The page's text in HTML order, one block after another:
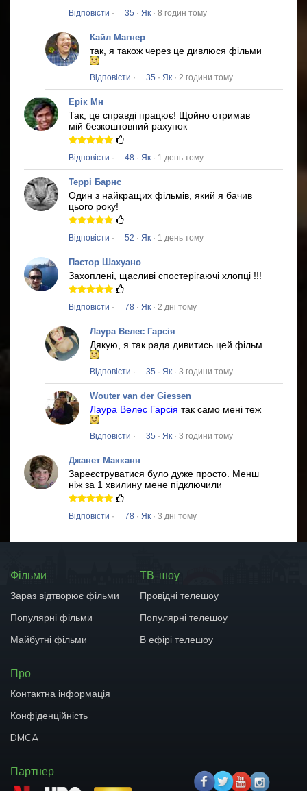
Відповісти · 35 · Як · 8 годин тому
Кайл Магнер
так, я також через це дивлюся фільми
Відповісти · 35 · Як · 2 години тому
Ерік Мн
Так, це справді працює! Щойно отримав
мій безкоштовний рахунок
Відповісти · 48 · Як · 1 день тому
Террі Барнс
Один з найкращих фільмів, який я бачив
цього року!
Відповісти · 52 · Як · 1 день тому
Пастор Шахуано
Захоплені, щасливі спостерігаючі хлопці !!!
Відповісти · 78 · Як · 2 дні тому
Лаура Велес Гарсія
Дякую, я так рада дивитись цей фільм
Відповісти · 35 · Як · 3 години тому
Wouter van der Giessen
Лаура Велес Гарсія так само мені теж
Відповісти · 35 · Як · 3 години тому
Джанет Макканн
Зареєструватися було дуже просто. Менш
ніж за 1 хвилину мене підключили
Відповісти · 78 · Як · 3 дні тому
Фільми
Зараз відтворює фільми
Популярні фільми
Майбутні фільми
ТВ-шоу
Провідні телешоу
Популярні телешоу
В ефірі телешоу
Про
Контактна інформація
Конфіденційність
DMCA
Партнер